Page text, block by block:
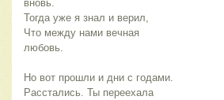
вновь.
Тогда уже я знал и верил,
Что между нами вечная
любовь.
Но вот прошли и дни с годами.
Расстались. Ты переехала